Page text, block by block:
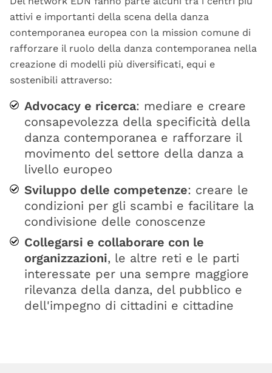
attivi e importanti della scena della danza
contemporanea europea con la mission comune di
rafforzare il ruolo della danza contemporanea nella
creazione di modelli più diversificati, equi e
sostenibili attraverso:
Advocacy e ricerca: mediare e creare
consapevolezza della specificità della
danza contemporanea e rafforzare il
movimento del settore della danza a
livello europeo
Sviluppo delle competenze: creare le
condizioni per gli scambi e facilitare la
condivisione delle conoscenze
Collegarsi e collaborare con le
organizzazioni, le altre reti e le parti
interessate per una sempre maggiore
rilevanza della danza, del pubblico e
dell'impegno di cittadini e cittadine